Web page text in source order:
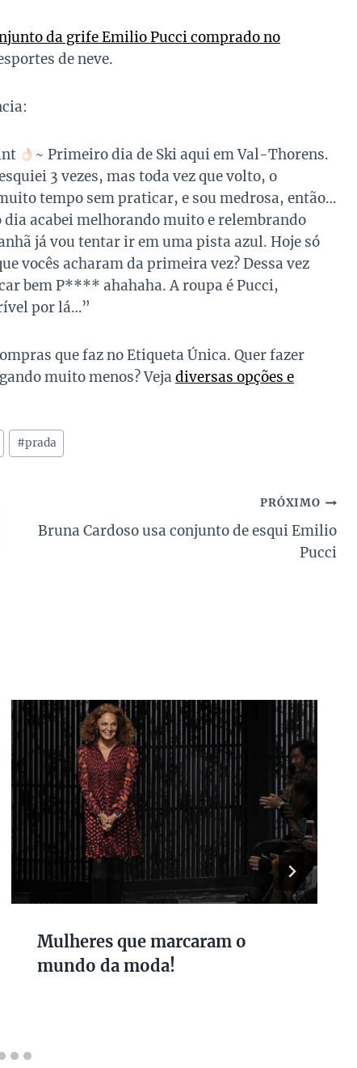
da grife Emilio Pucci comprado no
de neve.
~ Primeiro dia de Ski aqui em Val-Thorens.
3 vezes, mas toda vez que volto, o
tempo sem praticar, e sou medrosa, então…
acabei melhorando muito e relembrando
já vou tentar ir em uma pista azul. Hoje só
vocês acharam da primeira vez? Dessa vez
bem P**** ahahaha. A roupa é Pucci,
por lá…”
que faz no Etiqueta Única. Quer fazer
muito menos? Veja diversas opções e
#prada
PRÓXIMO
Bruna Cardoso usa conjunto de esqui Emilio
Pucci
Mulheres que marcaram o
mundo da moda!